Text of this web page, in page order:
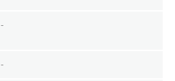
-
-